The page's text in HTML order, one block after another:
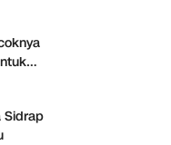
Sidrap